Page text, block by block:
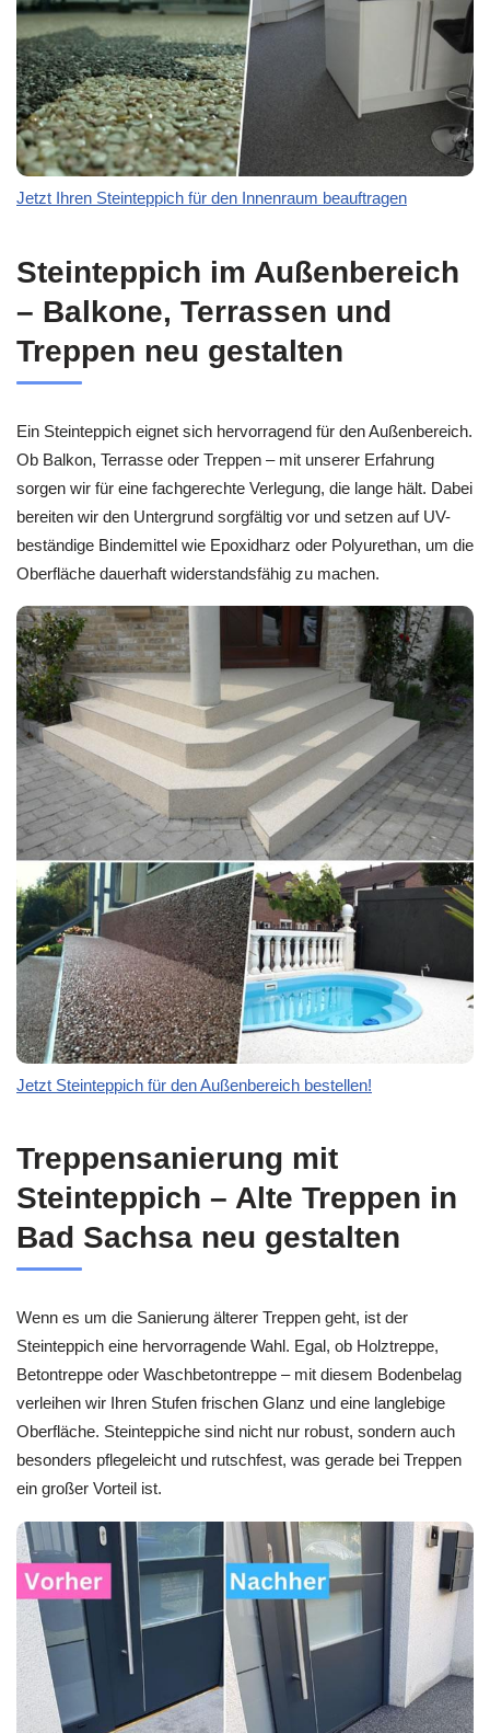
Jetzt Ihren Steinteppich für den Innenraum beauftragen
Steinteppich im Außenbereich
– Balkone, Terrassen und
Treppen neu gestalten
Ein Steinteppich eignet sich hervorragend für den Außenbereich.
Ob Balkon, Terrasse oder Treppen – mit unserer Erfahrung
sorgen wir für eine fachgerechte Verlegung, die lange hält. Dabei
bereiten wir den Untergrund sorgfältig vor und setzen auf UV-
beständige Bindemittel wie Epoxidharz oder Polyurethan, um die
Oberfläche dauerhaft widerstandsfähig zu machen.
Jetzt Steinteppich für den Außenbereich bestellen!
Treppensanierung mit
Steinteppich – Alte Treppen in
Bad Sachsa neu gestalten
Wenn es um die Sanierung älterer Treppen geht, ist der
Steinteppich eine hervorragende Wahl. Egal, ob Holztreppe,
Betontreppe oder Waschbetontreppe – mit diesem Bodenbelag
verleihen wir Ihren Stufen frischen Glanz und eine langlebige
Oberfläche. Steinteppiche sind nicht nur robust, sondern auch
besonders pflegeleicht und rutschfest, was gerade bei Treppen
ein großer Vorteil ist.